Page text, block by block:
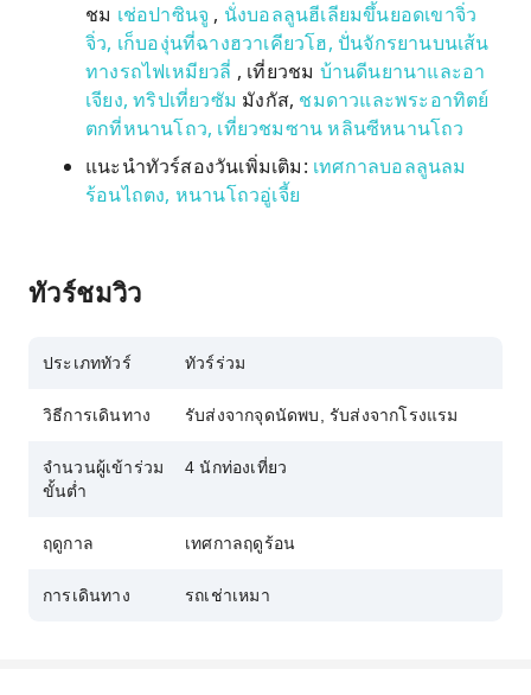
ชม เช่อปาซินจู , นั่งบอลลูนฮีเลียมขึ้นยอดเขาจิ่ว
จิ่ว, เก็บองุ่นที่ฉางฮวาเคียวโฮ, ปั่นจักรยานบนเส้น
ทางรถไฟเหมียวลี่ , เที่ยวชม บ้านดีนยานาและอา
เจียง, ทริปเที่ยวซัม มังกัส, ชมดาวและพระอาทิตย์
ตกที่หนานโถว, เที่ยวชมซาน หลินซีหนานโถว
แนะนำทัวร์สองวันเพิ่มเติม: เทศกาลบอลลูนลม
ร้อนไถตง, หนานโถวอู่เจี้ย
ทัวร์ชมวิว
ประเภททัวร์ ทัวร์ร่วม
วิธีการเดินทาง รับส่งจากจุดนัดพบ, รับส่งจากโรงแรม
จำนวนผู้เข้าร่วม
ขั้นต่ำ
4 นักท่องเที่ยว
ฤดูกาล เทศกาลฤดูร้อน
การเดินทาง รถเช่าเหมา